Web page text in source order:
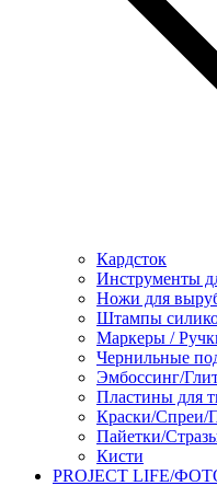
Кардсток
Инструменты
Ножи для
Штампы
Маркеры /
Чернильные
Эмбоссинг/
Пластины для
Краски/Спреи/
Пайетки/
Кисти
PROJECT LIFE/